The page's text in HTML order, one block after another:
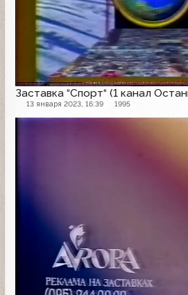
Заставка “Спорт“ (1 канал
13 января 2023, 16:39 1995
Заставка